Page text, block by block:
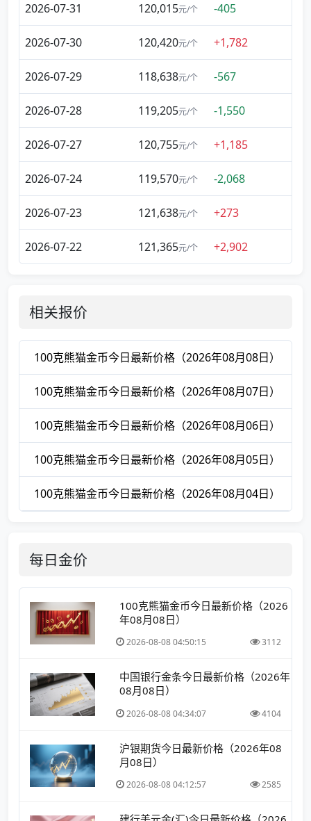
2026-07-31 120,015元/个 -405
2026-07-30 120,420元/个 +1,782
2026-07-29 118,638元/个 -567
2026-07-28 119,205元/个 -1,550
2026-07-27 120,755元/个 +1,185
2026-07-24 119,570元/个 -2,068
2026-07-23 121,638元/个 +273
2026-07-22 121,365元/个 +2,902
相关报价
100克熊猫金币今日最新价格（2026年08月08日）
100克熊猫金币今日最新价格（2026年08月07日）
100克熊猫金币今日最新价格（2026年08月06日）
100克熊猫金币今日最新价格（2026年08月05日）
100克熊猫金币今日最新价格（2026年08月04日）
每日金价
100克熊猫金币今日最新价格（2026
年08月08日）
2026-08-08 04:50:15 3112
中国银行金条今日最新价格（2026年
08月08日）
2026-08-08 04:34:07 4104
沪银期货今日最新价格（2026年08
月08日）
2026-08-08 04:12:57 2585